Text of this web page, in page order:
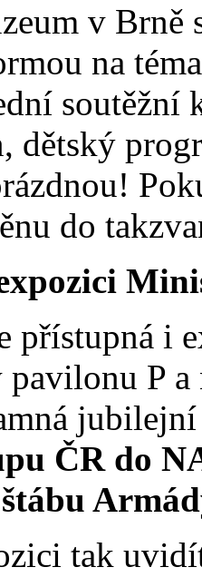
v Brně
na
dětský
do
přístupná i
P a
ČR do
tak